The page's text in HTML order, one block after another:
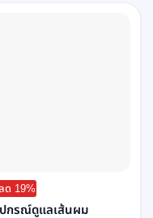
ด 19%
กรณ์ดูแลเส้นผม